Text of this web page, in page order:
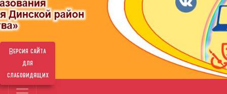
Версия сайта
для
слабовидящих